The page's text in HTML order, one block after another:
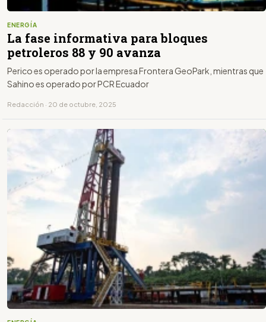
ENERGÍA
La fase informativa para bloques
petroleros 88 y 90 avanza
Perico es operado por la empresa Frontera GeoPark, mientras que
Sahino es operado por PCR Ecuador
Redacción · 20 de octubre, 2025